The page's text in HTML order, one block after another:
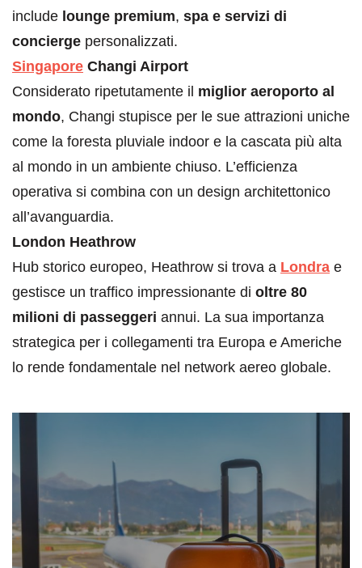
include lounge premium, spa e servizi di
concierge personalizzati.
Singapore Changi Airport
Considerato ripetutamente il miglior aeroporto al
mondo, Changi stupisce per le sue attrazioni uniche
come la foresta pluviale indoor e la cascata più alta
al mondo in un ambiente chiuso. L’efficienza
operativa si combina con un design architettonico
all’avanguardia.
London Heathrow
Hub storico europeo, Heathrow si trova a Londra e
gestisce un traffico impressionante di oltre 80
milioni di passeggeri annui. La sua importanza
strategica per i collegamenti tra Europa e Americhe
lo rende fondamentale nel network aereo globale.